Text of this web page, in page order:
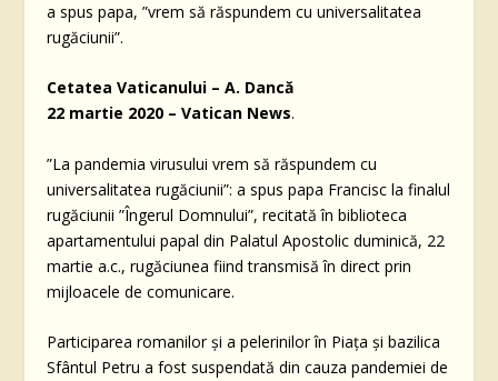
a spus papa, ”vrem să răspundem cu universalitatea
rugăciunii”.
Cetatea Vaticanului – A. Dancă
22 martie 2020 – Vatican News.
”La pandemia virusului vrem să răspundem cu
universalitatea rugăciunii”: a spus papa Francisc la finalul
rugăciunii ”Îngerul Domnului”, recitată în biblioteca
apartamentului papal din Palatul Apostolic duminică, 22
martie a.c., rugăciunea fiind transmisă în direct prin
mijloacele de comunicare.
Participarea romanilor și a pelerinilor în Piața și bazilica
Sfântul Petru a fost suspendată din cauza pandemiei de